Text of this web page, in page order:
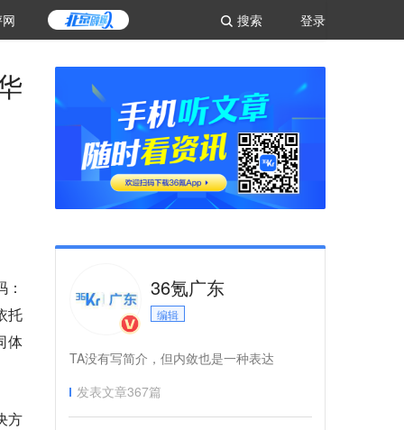
登录
搜索
托
体
方
36氪广东
编辑
TA没有写简介，但内敛也是一种表达
发表文章367篇